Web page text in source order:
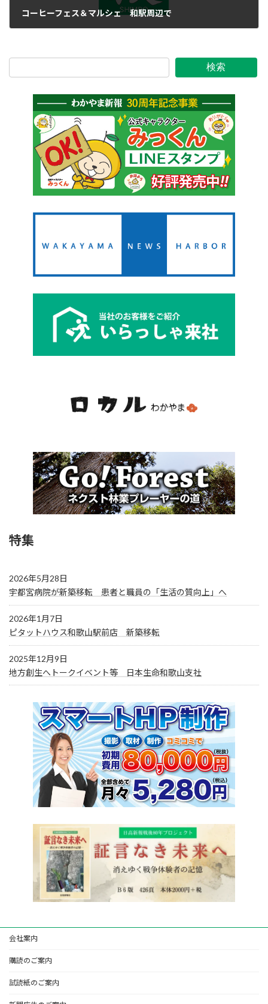
コーヒーフェス＆マルシェ 和駅周辺で
検索
特集
2026年5月28日
宇都宮病院が新築移転 患者と職員の「生活の質向上」へ
2026年1月7日
ピタットハウス和歌山駅前店 新築移転
2025年12月9日
地方創生へトークイベント等 日本生命和歌山支社
会社案内
購読のご案内
試読紙のご案内